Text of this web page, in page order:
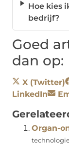
Hoe kies
bedrijf?
Goed
dan op:
X (Twitter)
LinkedIn
Organ-